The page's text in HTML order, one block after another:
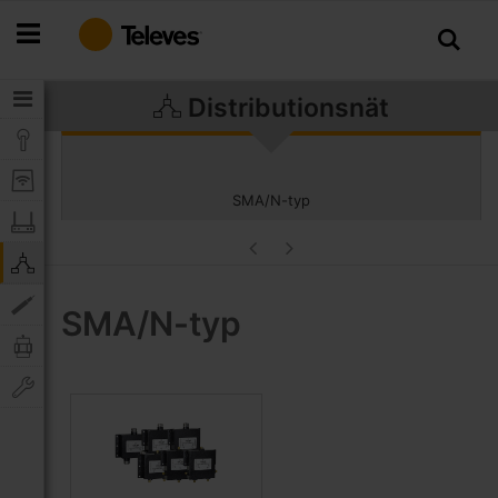
till
Distributionsnät
SMA/N-typ
SMA/N-typ